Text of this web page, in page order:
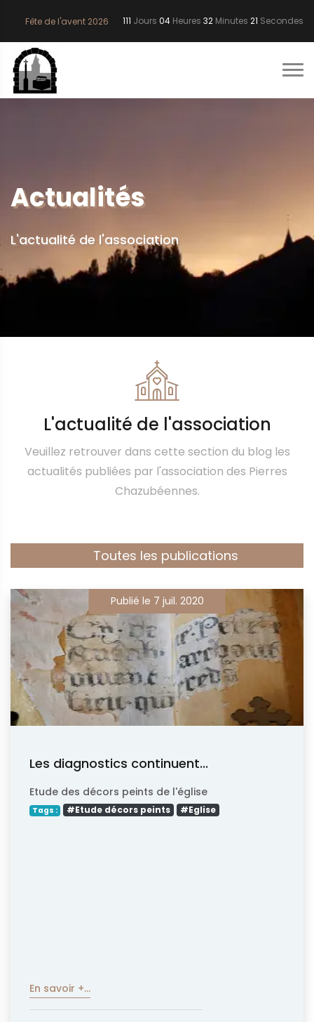
Fête de l'avent 2026 111 Jours04Heures32Minutes20 Secondes
Actualités
L'actualité de l'association
L'actualité de l'association
Veuillez retrouver dans cette section du blog les
actualités publiées par l'association des Pierres
Chazubéennes.
Toutes les publications
Publié le 7 juil. 2020
Les diagnostics continuent...
Etude des décors peints de l'église
Tags : #Etude décors peints #Eglise
En savoir +...